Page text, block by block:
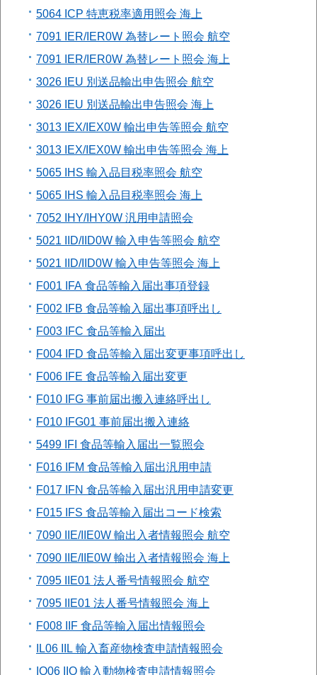
5064 ICP 特恵税率適用照会 海上
7091 IER/IER0W 為替レート照会 航空
7091 IER/IER0W 為替レート照会 海上
3026 IEU 別送品輸出申告照会 航空
3026 IEU 別送品輸出申告照会 海上
3013 IEX/IEX0W 輸出申告等照会 航空
3013 IEX/IEX0W 輸出申告等照会 海上
5065 IHS 輸入品目税率照会 航空
5065 IHS 輸入品目税率照会 海上
7052 IHY/IHY0W 汎用申請照会
5021 IID/IID0W 輸入申告等照会 航空
5021 IID/IID0W 輸入申告等照会 海上
F001 IFA 食品等輸入届出事項登録
F002 IFB 食品等輸入届出事項呼出し
F003 IFC 食品等輸入届出
F004 IFD 食品等輸入届出変更事項呼出し
F006 IFE 食品等輸入届出変更
F010 IFG 事前届出搬入連絡呼出し
F010 IFG01 事前届出搬入連絡
5499 IFI 食品等輸入届出一覧照会
F016 IFM 食品等輸入届出汎用申請
F017 IFN 食品等輸入届出汎用申請変更
F015 IFS 食品等輸入届出コード検索
7090 IIE/IIE0W 輸出入者情報照会 航空
7090 IIE/IIE0W 輸出入者情報照会 海上
7095 IIE01 法人番号情報照会 航空
7095 IIE01 法人番号情報照会 海上
F008 IIF 食品等輸入届出情報照会
IL06 IIL 輸入畜産物検査申請情報照会
IO06 IIO 輸入動物検査申請情報照会